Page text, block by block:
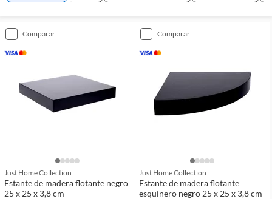
comparar
Just Home Collection
Estante de madera flotante negro
25 x 25 x 3,8 cm
comparar
Just Home Collection
Estante de madera flotante
esquinero negro 25 x 25 x 3,8 cm